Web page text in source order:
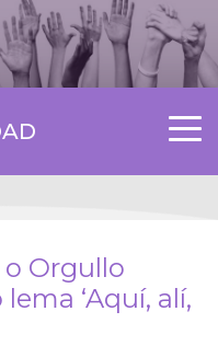
Orgullo
‘Aquí, alí,